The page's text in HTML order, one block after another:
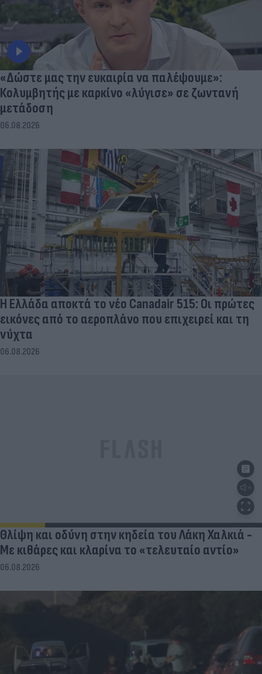
«Δώστε μας την ευκαιρία να παλέψουμε»:
Κολυμβητής με καρκίνο «λύγισε» σε ζωντανή
μετάδοση
06.08.2026
Η Ελλάδα αποκτά το νέο Canadair 515: Οι πρώτες
εικόνες από το αεροπλάνο που επιχειρεί και τη
νύχτα
06.08.2026
Θλίψη και οδύνη στην κηδεία του Λάκη Χαλκιά -
Με κιθάρες και κλαρίνα το «τελευταίο αντίο»
06.08.2026